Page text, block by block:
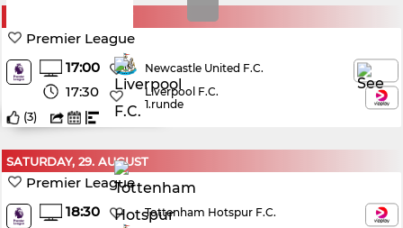
Premier League
17:00
17:30
Newcastle United F.C.
Liverpool F.C.
1.runde
(3)
SATURDAY, 29. AUGUST
Premier League
18:30
Tottenham Hotspur F.C.